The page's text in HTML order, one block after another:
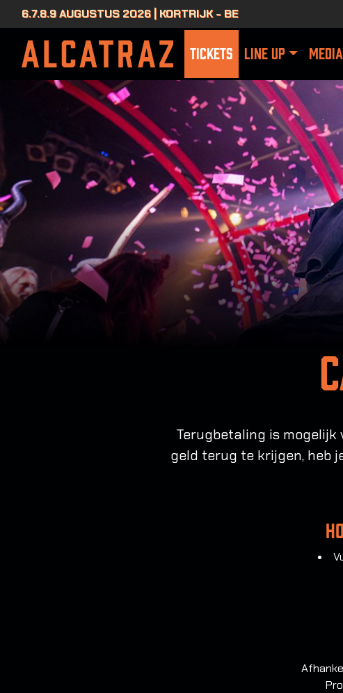
6.7.8.9 AUGUSTUS 2026 | KORTRIJK - BE
TICKETS LINE UP MEDIA
Terugbetaling is mogelijk
geld terug te krijgen, heb